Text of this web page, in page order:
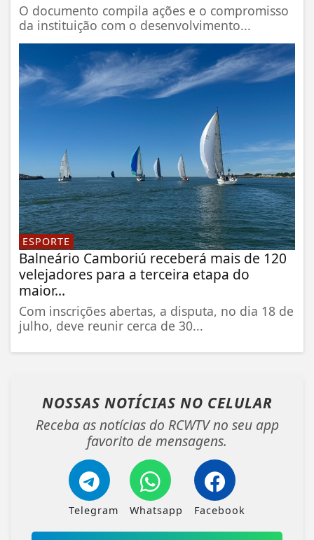
O documento compila ações e o compromisso
da instituição com o desenvolvimento...
ESPORTE
Balneário Camboriú receberá mais de 120
velejadores para a terceira etapa do
maior...
Com inscrições abertas, a disputa, no dia 18 de
julho, deve reunir cerca de 30...
NOSSAS NOTÍCIAS NO CELULAR
Receba as notícias do RCWTV no seu app
favorito de mensagens.
Telegram Whatsapp Facebook